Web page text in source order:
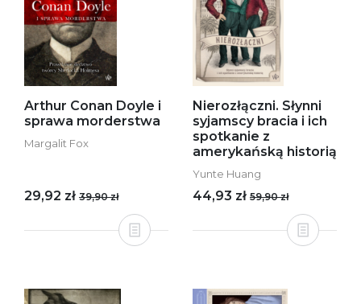
Arthur Conan Doyle i
sprawa morderstwa
Margalit Fox
29,92 zł 39,90 zł
Nierozłączni. Słynni
syjamscy bracia i ich
spotkanie z
amerykańską historią
Yunte Huang
44,93 zł 59,90 zł